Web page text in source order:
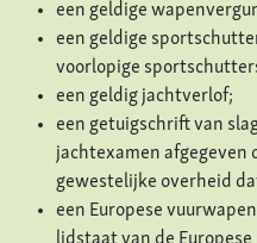
een geldige
een geldige
voorlopige
een geldig jachtverlof;
een getuigschrift van
jachtexamen afgegeven
gewestelijke overheid
een Europese